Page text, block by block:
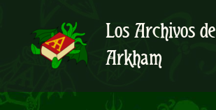
contenido
Los Archivos de
Arkham